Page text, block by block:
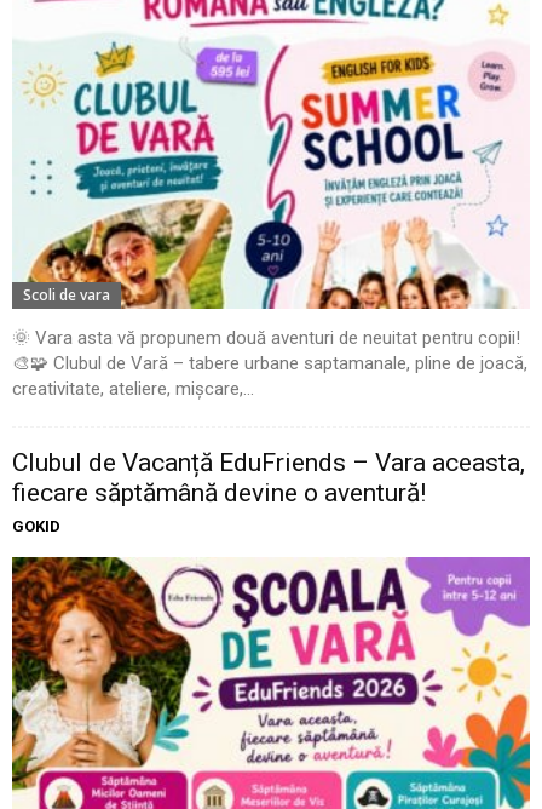
Scoli de vara
🌞 Vara asta vă propunem două aventuri de neuitat pentru copii!
🎨🧩 Clubul de Vară – tabere urbane saptamanale, pline de joacă,
creativitate, ateliere, mișcare,...
Clubul de Vacanță EduFriends – Vara aceasta,
fiecare săptămână devine o aventură!
GOKID